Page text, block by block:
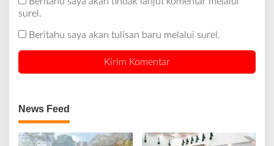
surel.
Beritahu saya akan tulisan baru melalui surel.
News Feed